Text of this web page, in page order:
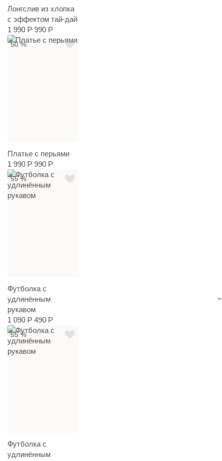
Лонгслив из хлопка
с эффектом тай-дай
1 990 Р 990 Р
50 %
Платье с перьями
1 990 Р 990 Р
55 %
Футболка с
удлинённым
рукавом
1 090 Р 490 Р
55 %
Футболка с
удлинённым